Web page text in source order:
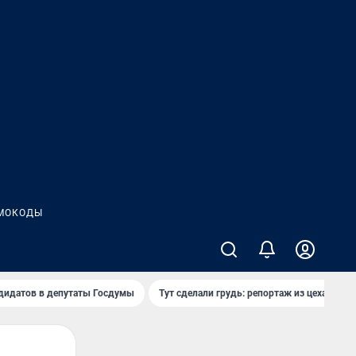
в депутаты Госдумы Тут сделали грудь: репортаж из цеха